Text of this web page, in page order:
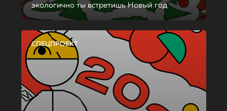
экологично ты встретишь Новый год
СПЕЦПРОЕКТ